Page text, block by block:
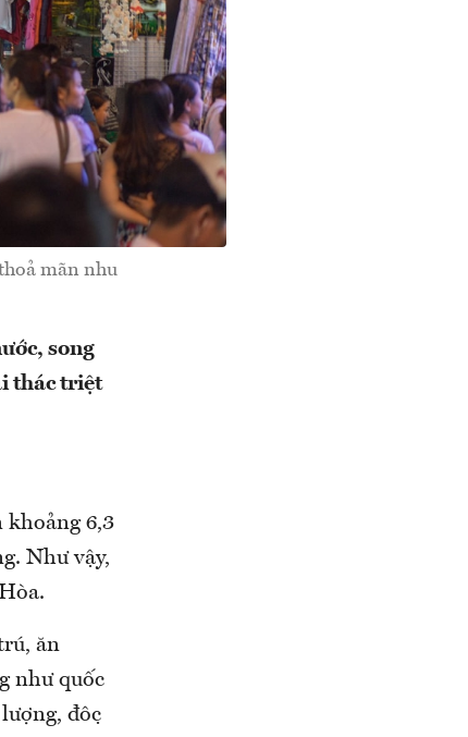
mãn nhu
song
thác triệt
khoảng 6,3
Như vậy,
ăn
như quốc
độc